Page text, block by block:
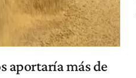
aportaría más de